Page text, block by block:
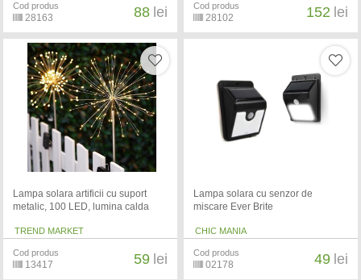
Cod produs
28163 88 lei Cod produs
28102 152 lei
Lampa solara artificii cu suport
metalic, 100 LED, lumina calda
TREND MARKET
Cod produs
13417 59 lei
Lampa solara cu senzor de
miscare Ever Brite
CHIC MANIA
Cod produs
02178 49 lei